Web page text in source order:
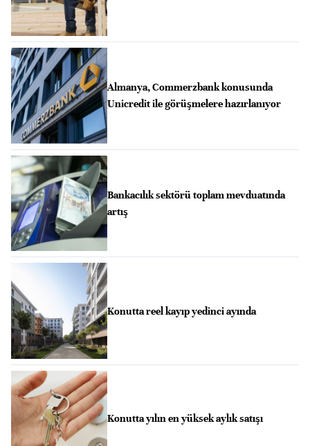
Almanya, Commerzbank konusunda
Unicredit ile görüşmelere hazırlanıyor
Bankacılık sektörü toplam mevduatında
artış
Konutta reel kayıp yedinci ayında
Konutta yılın en yüksek aylık satışı